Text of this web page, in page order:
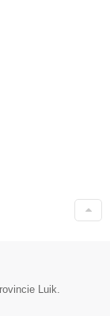
Luik.